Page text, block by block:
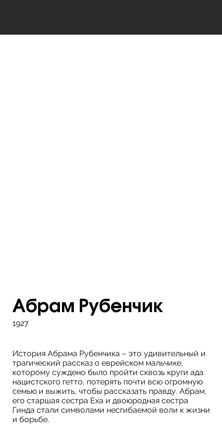
Абрам Рубенчик
1927
История Абрама Рубенчика – это удивительный и
трагический рассказ о еврейском мальчике,
которому суждено было пройти сквозь круги ада
нацистского гетто, потерять почти всю огромную
семью и выжить, чтобы рассказать правду. Абрам,
его старшая сестра Еха и двоюродная сестра
Гинда стали символами несгибаемой воли к жизни
и борьбе.